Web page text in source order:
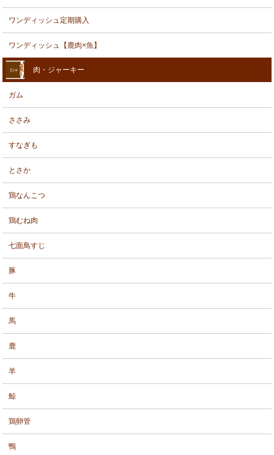
ワンディッシュ定期購入
ワンディッシュ【鹿肉×魚】
肉・ジャーキー
ガム
ささみ
すなぎも
とさか
鶏なんこつ
鶏むね肉
七面鳥すじ
豚
牛
馬
鹿
羊
鯨
鶏卵管
鴨